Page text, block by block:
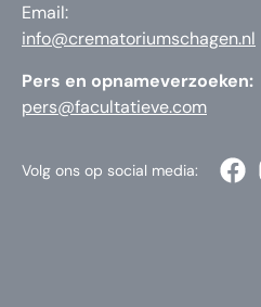
Email:
info@crematoriumschagen.nl
Pers en opnameverzoeken:
pers@facultatieve.com
Volg ons op social media: